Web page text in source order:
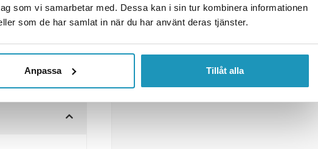
som vi samarbetar med. Dessa kan i sin tur kombinera informationen
som de har samlat in när du har använt deras tjänster.
Anpassa Tillåt alla